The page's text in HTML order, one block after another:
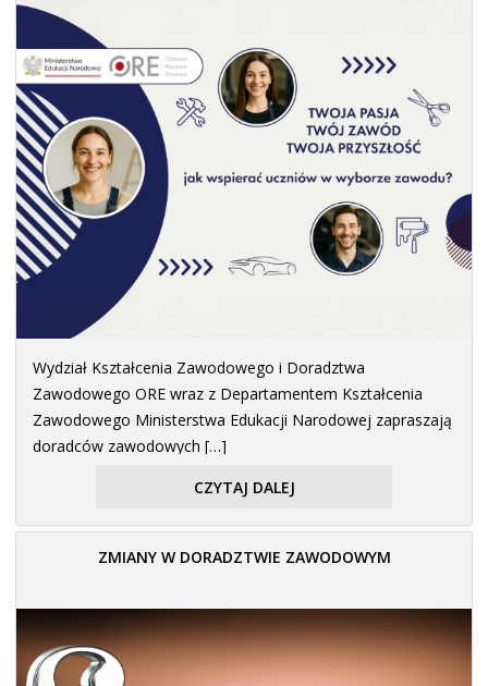
Wydział Kształcenia Zawodowego i Doradztwa
Zawodowego ORE wraz z Departamentem Kształcenia
Zawodowego Ministerstwa Edukacji Narodowej zapraszają
doradców zawodowych […]
CZYTAJ DALEJ
ZMIANY W DORADZTWIE ZAWODOWYM